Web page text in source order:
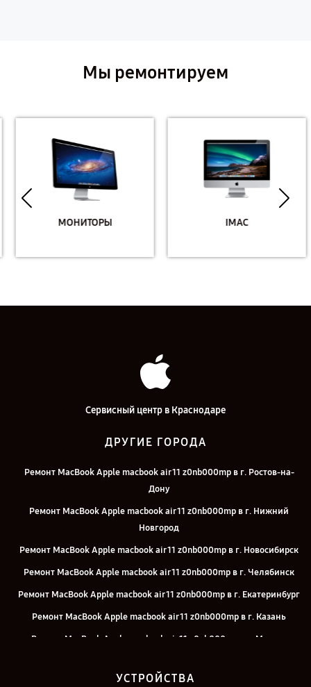
Мы ремонтируем
МОНИТОРЫ IMAC
Сервисный центр в Краснодаре
ДРУГИЕ ГОРОДА
Ремонт MacBook Apple macbook air 11 z0nb000mp в г. Ростов-на-
Дону
Ремонт MacBook Apple macbook air 11 z0nb000mp в г. Нижний
Новгород
Ремонт MacBook Apple macbook air 11 z0nb000mp в г. Новосибирск
Ремонт MacBook Apple macbook air 11 z0nb000mp в г. Челябинск
Ремонт MacBook Apple macbook air 11 z0nb000mp в г. Екатеринбург
Ремонт MacBook Apple macbook air 11 z0nb000mp в г. Казань
Ремонт MacBook Apple macbook air 11 z0nb000mp в г. Москва
Петербург
УСТРОЙСТВА